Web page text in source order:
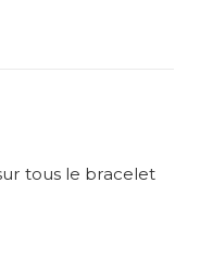
tous le bracelet